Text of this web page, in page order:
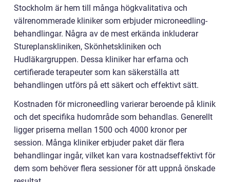
Stockholm är hem till många högkvalitativa och
välrenommerade kliniker som erbjuder microneedling-
behandlingar. Några av de mest erkända inkluderar
Stureplanskliniken, Skönhetskliniken och
Hudläkargruppen. Dessa kliniker har erfarna och
certifierade terapeuter som kan säkerställa att
behandlingen utförs på ett säkert och effektivt sätt.
Kostnaden för microneedling varierar beroende på klinik
och det specifika hudområde som behandlas. Generellt
ligger priserna mellan 1500 och 4000 kronor per
session. Många kliniker erbjuder paket där flera
behandlingar ingår, vilket kan vara kostnadseffektivt för
dem som behöver flera sessioner för att uppnå önskade